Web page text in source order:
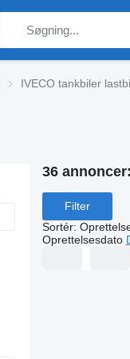
IVECO tankbiler
36 annoncer:
Filter
Sortér:
Oprettelsesdato